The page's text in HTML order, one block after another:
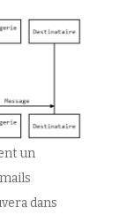
un
dans